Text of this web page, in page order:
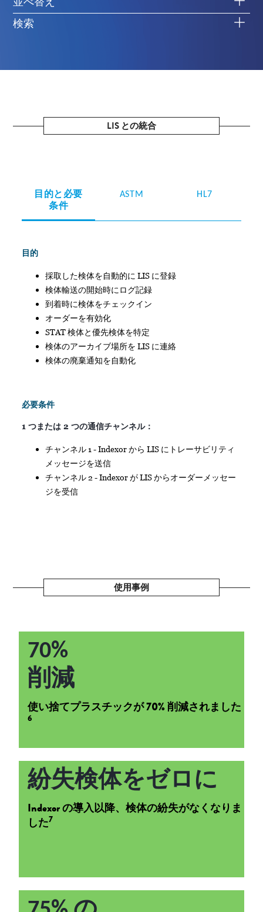
検索
LIS との統合
目的と必要
条件
ASTM HL7
目的
採取した検体を自動的に LIS に登録
検体輸送の開始時にログ記録
到着時に検体をチェックイン
オーダーを有効化
STAT 検体と優先検体を特定
検体のアーカイブ場所を LIS に連絡
検体の廃棄通知を自動化
必要条件
1 つまたは 2 つの通信チャンネル：
チャンネル 1 - Indexor から LIS にトレーサビリティ
メッセージを送信
チャンネル 2 - Indexor が LIS からオーダーメッセー
ジを受信
使用事例
70%
削減
使い捨てプラスチックが 70% 削減されました
6
紛失検体をゼロに
Indexor の導入以降、検体の紛失がなくなりま
した7